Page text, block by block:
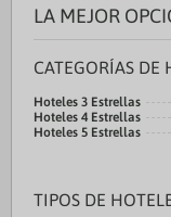
LA MEJOR
CATEGORÍAS DE
Hoteles 3 Estrellas
Hoteles 4 Estrellas
Hoteles 5 Estrellas
TIPOS DE